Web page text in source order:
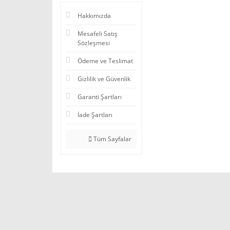
Hakkımızda
Mesafeli Satış
Sözleşmesi
Ödeme ve Teslimat
Gizlilik ve Güvenlik
Garanti Şartları
İade Şartları
Tüm Sayfalar